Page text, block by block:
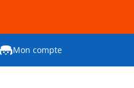
Mon compte